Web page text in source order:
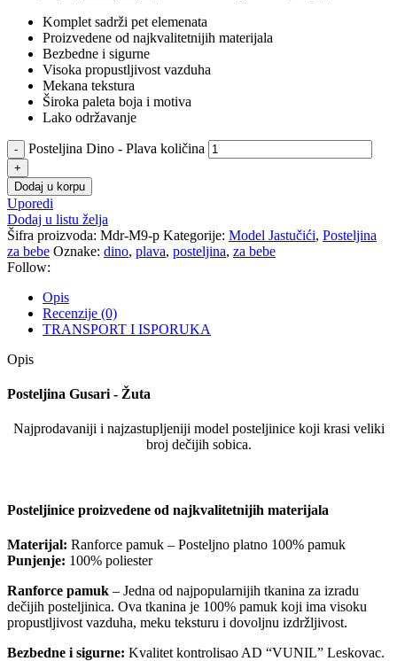
Komplet sadrži pet elemenata
Proizvedene od najkvalitetnijih materijala
Bezbedne i sigurne
Visoka propustljivost vazduha
Mekana tekstura
Široka paleta boja i motiva
Lako održavanje
Posteljina Dino - Plava količina
Dodaj u korpu
Uporedi
Dodaj u listu želja
Šifra proizvoda: Mdr-M9-p Kategorije: Model Jastučići, Posteljina
za bebe Oznake: dino, plava, posteljina, za bebe
Follow:
Opis
Recenzije (0)
TRANSPORT I ISPORUKA
Opis
Posteljina Gusari - Žuta
Najprodavaniji i najzastupljeniji model posteljinice koji krasi veliki
broj dečijih sobica.
Posteljinice proizvedene od najkvalitetnijih materijala
Materijal: Ranforce pamuk – Posteljno platno 100% pamuk
Punjenje: 100% poliester
Ranforce pamuk – Jedna od najpopularnijih tkanina za izradu
dečijih posteljinica. Ova tkanina je 100% pamuk koji ima visoku
propustljivost vazduha, meku teksturu i dovoljnu izdržljivost.
Bezbedne i sigurne: Kvalitet kontrolisao AD “VUNIL” Leskovac.